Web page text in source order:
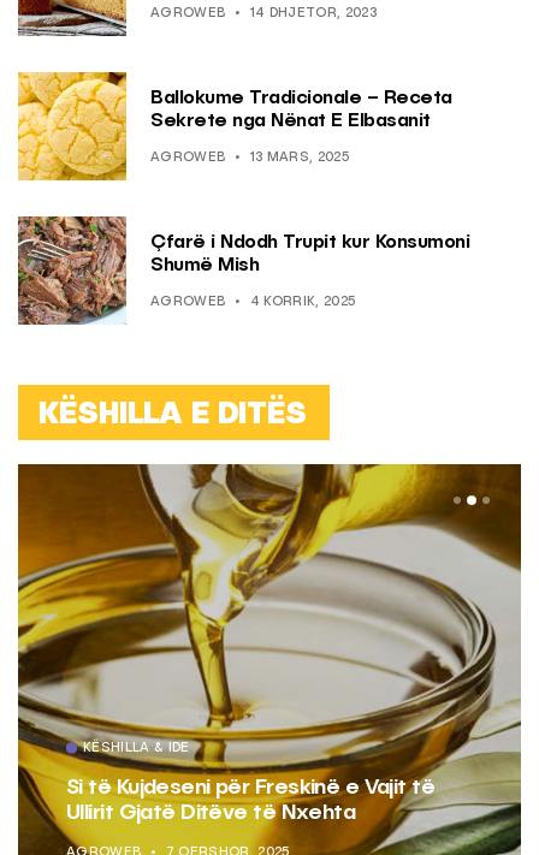
AGROWEB 14 DHJETOR, 2023
Ballokume Tradicionale – Receta
Sekrete nga Nënat E Elbasanit
AGROWEB 13 MARS, 2025
Çfarë i Ndodh Trupit kur Konsumoni
Shumë Mish
AGROWEB 4 KORRIK, 2025
KËSHILLA E DITËS
KËSHILLA & IDE
Si të Kujdeseni për Freskinë e Vajit të
Ullirit Gjatë Ditëve të Nxehta